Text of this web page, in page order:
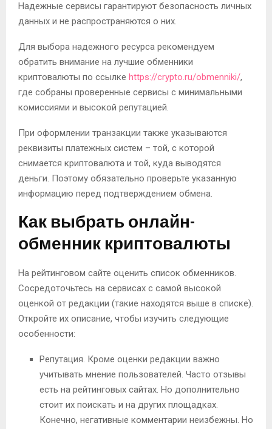
Надежные сервисы гарантируют безопасность личных
данных и не распространяются о них.
Для выбора надежного ресурса рекомендуем
обратить внимание на лучшие обменники
криптовалюты по ссылке https://crypto.ru/obmenniki/,
где собраны проверенные сервисы с минимальными
комиссиями и высокой репутацией.
При оформлении транзакции также указываются
реквизиты платежных систем – той, с которой
снимается криптовалюта и той, куда выводятся
деньги. Поэтому обязательно проверьте указанную
информацию перед подтверждением обмена.
Как выбрать онлайн-
обменник криптовалюты
На рейтинговом сайте оценить список обменников.
Сосредоточьтесь на сервисах с самой высокой
оценкой от редакции (такие находятся выше в списке).
Откройте их описание, чтобы изучить следующие
особенности:
Репутация. Кроме оценки редакции важно
учитывать мнение пользователей. Часто отзывы
есть на рейтинговых сайтах. Но дополнительно
стоит их поискать и на других площадках.
Конечно, негативные комментарии неизбежны. Но